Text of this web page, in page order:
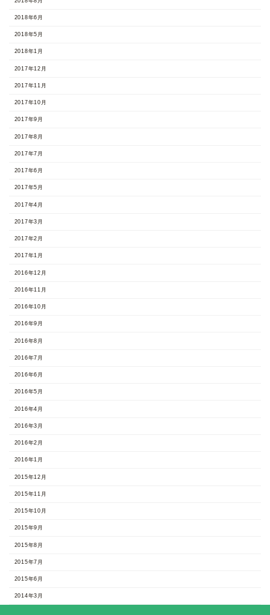
2018年6月
2018年5月
2018年1月
2017年12月
2017年11月
2017年10月
2017年9月
2017年8月
2017年7月
2017年6月
2017年5月
2017年4月
2017年3月
2017年2月
2017年1月
2016年12月
2016年11月
2016年10月
2016年9月
2016年8月
2016年7月
2016年6月
2016年5月
2016年4月
2016年3月
2016年2月
2016年1月
2015年12月
2015年11月
2015年10月
2015年9月
2015年8月
2015年7月
2015年6月
2014年3月